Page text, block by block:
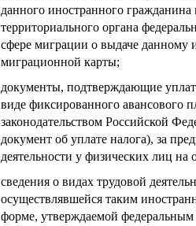
данного иностранного
территориального органа
сфере миграции о выдаче данному
миграционной карты;
документы, подтверждающие
виде фиксированного авансового
законодательством Российской
документ об уплате налога), за
деятельности у физических лиц на
сведения о видах трудовой
осуществлявшейся таким
форме, утверждаемой